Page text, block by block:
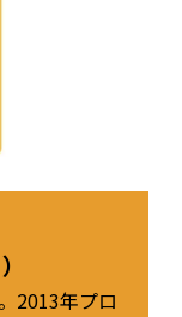
2013年プロ